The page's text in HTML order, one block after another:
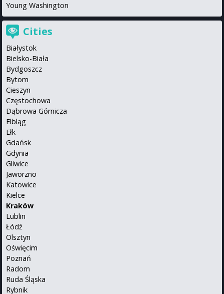
Young Washington
Cities
Białystok
Bielsko-Biała
Bydgoszcz
Bytom
Cieszyn
Częstochowa
Dąbrowa Górnicza
Elbląg
Ełk
Gdańsk
Gdynia
Gliwice
Jaworzno
Katowice
Kielce
Kraków
Lublin
Łódź
Olsztyn
Oświęcim
Poznań
Radom
Ruda Śląska
Rybnik